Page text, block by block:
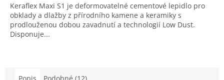
Keraflex Maxi S1 je deformovatelné cementové lepidlo pro
obklady a dlažby z přírodního kamene a keramiky s
prodlouženou dobou zavadnutí a technologií Low Dust.
Disponuje...